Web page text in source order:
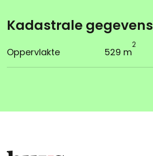
Kadastrale gegevens
Oppervlakte 529 m
2